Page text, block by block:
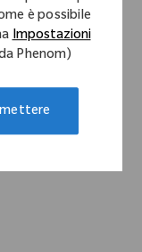
è possibile
Impostazioni
Phenom)